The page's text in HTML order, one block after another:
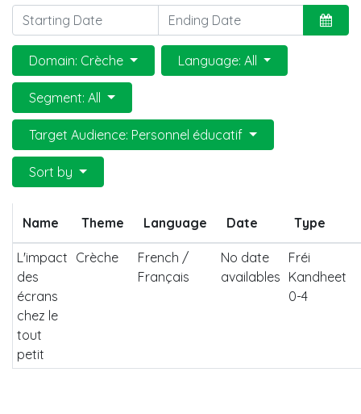
Domain: Crèche Language: All
Segment: All
Target Audience: Personnel éducatif
Sort by
Name Theme Language Date Type
L'impact
des
écrans
chez le
tout
petit
Crèche
French /
Français
No date
availables
Fréi
Kandheet
0-4